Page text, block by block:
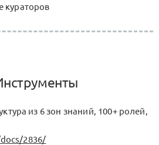
кураторов
из 6 зон знаний, 100+ ролей,
2836/